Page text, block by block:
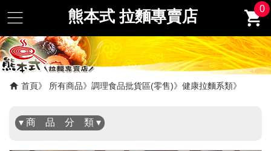
熊本式 拉麵專賣店 0
首頁 所有商品 調理食品批貨區(零售) 健康拉麵系類
▾ 商 品 分 類 ▾
✖